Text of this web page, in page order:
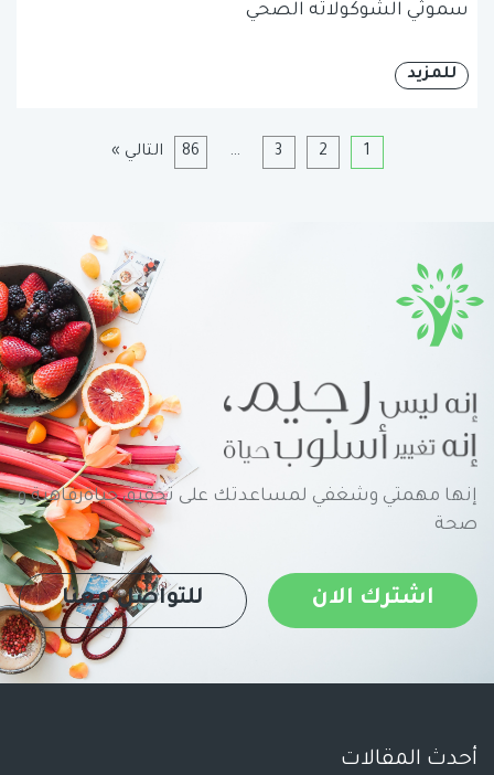
سموثي الشوكولاته الصحي
للمزيد
1
2
3
…
86 التالي »
إنها مهمتي وشغفي لمساعدتك على تحقيق حياةرفاهية و
صحة
اشترك الان للتواصل معنا
أحدث المقالات